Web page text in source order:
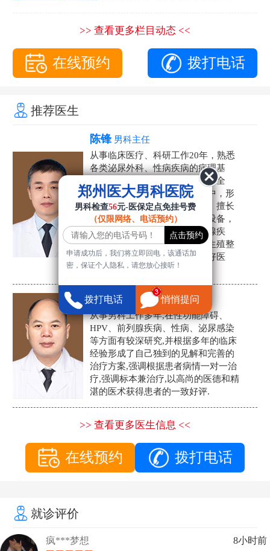
>> 查看更多栏目动态 <<
在线预约 拨打电话
推荐医生
陈锋 男科主任
从事临床医疗、科研工作20年，熟悉
各类泌尿外科、性病疾病的病理基
础，诊断治疗和临床操作，技术全
面。在男科疾病的诊断和诊疗中，形
成了一套独具特色的诊疗方案。擅长
运用国内外先进的医学技术和设备，
科学诊疗各类阳痿早泄、前列腺疾
病、射精障碍、性病、HPV、生殖整
形等疾病，是患者非常信赖的好医
生。
张营富
男科主任
从事男科工作多年,在性功能障碍、
HPV、前列腺疾病、性病、泌尿感染
等方面有较深研究,并根据多年的临床
经验形成了自己独到的见解和完善的
治疗方案,强调根据患者病情一对一治
疗,强调标本兼治疗,以高尚的医德和精
湛的医术获得患者的一致好评.
>> 查看更多医生信息 <<
在线预约 拨打电话
就诊评价
疯***梦想 8小时前
郑州医大男科医院
男科检查56元-医保定点免挂号费
（仅限网络、电话预约）
申请成功后，我们将立即回电，该通话加
密，保证个人隐私，请您放心接听！
拨打电话 悄悄提问